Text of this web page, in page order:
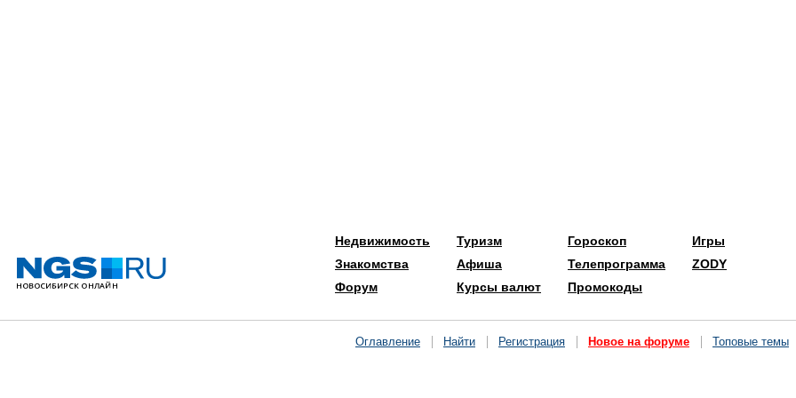
Недвижимость
Знакомства
Форум
Туризм
Афиша
Курсы валют
Гороскоп
Телепрограмма
Промокоды
Игры
ZODY
Оглавление Найти Регистрация Новое на форуме Топовые темы